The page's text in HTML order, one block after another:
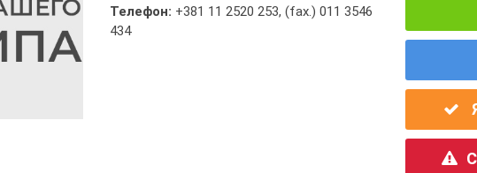
Телефон: +381 11 2520 253,(fax.) 011 3546
434